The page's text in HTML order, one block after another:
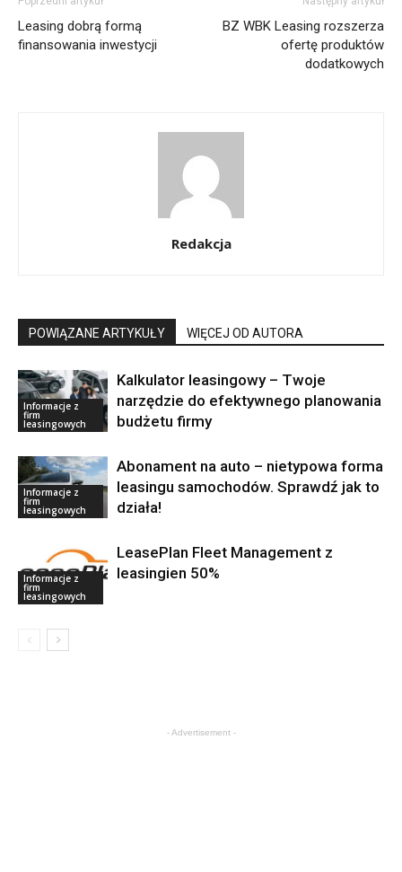
Leasing dobrą formą
finansowania inwestycji
BZ WBK Leasing rozszerza
ofertę produktów
dodatkowych
Redakcja
POWIĄZANE ARTYKUŁY WIĘCEJ OD AUTORA
Informacje z
firm
leasingowych
Kalkulator leasingowy – Twoje
narzędzie do efektywnego planowania
budżetu firmy
Informacje z
firm
leasingowych
Abonament na auto – nietypowa forma
leasingu samochodów. Sprawdź jak to
działa!
Informacje z
firm
leasingowych
LeasePlan Fleet Management z
leasingien 50%
- Advertisement -